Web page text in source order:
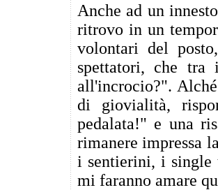
Anche ad un
ritrovo in un
volontari del
spettatori, che
all'incrocio?".
di giovialità,
pedalata!" e una
rimanere impressa
i sentierini, i single
mi faranno amare